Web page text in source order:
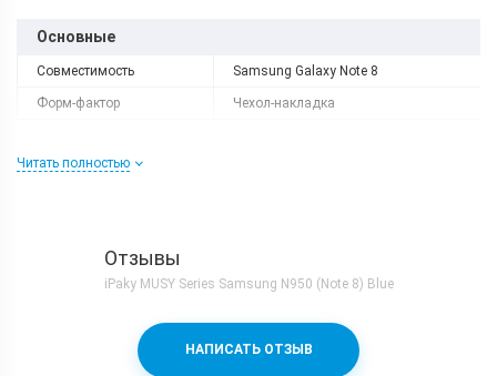
Основные
Совместимость Samsung Galaxy Note 8
Форм-фактор Чехол-накладка
Читать полностью
Отзывы
iPaky MUSY Series Samsung N950 (Note 8) Blue
НАПИСАТЬ ОТЗЫВ